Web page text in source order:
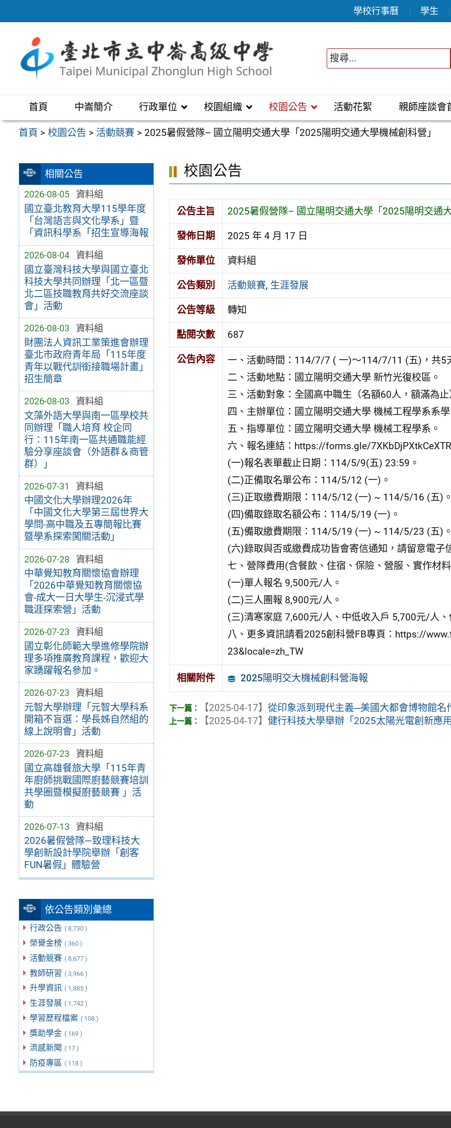
至
區
學校行事曆 學生
首頁 中崙簡介 行政單位 校園組織 校園公告 活動花絮 親師座談會
首頁 >校園公告 > 活動競賽 > 2025暑假營隊– 國立陽明交通大學「2025陽明交通大學機械創科營」
相關公告
2026-08-05 資料組
國立臺北教育大學115學年度
「台灣語言與文化學系」暨
「資訊科學系「招生宣導海報
2026-08-04 資料組
國立臺灣科技大學與國立臺北
科技大學共同辦理「北一區暨
北二區技職教育共好交流座談
會」活動
2026-08-03 資料組
財團法人資訊工業策進會辦理
臺北市政府青年局「115年度
青年以戰代訓銜接職場計畫」
招生簡章
2026-08-03 資料組
文藻外語大學與南一區學校共
同辦理「職人培育 校企同
行：115年南一區共通職能經
驗分享座談會（外語群＆商管
群）」
2026-07-31 資料組
中國文化大學辦理2026年
「中國文化大學第三屆世界大
學問-高中職及五專簡報比賽
暨學系探索闖關活動」
2026-07-28 資料組
中華覺知教育關懷協會辦理
「2026中華覺知教育關懷協
會-成大一日大學生-沉浸式學
職涯探索營」活動
2026-07-23 資料組
國立彰化師範大學進修學院辦
理多項推廣教育課程，歡迎大
家踴躍報名參加。
2026-07-23 資料組
元智大學辦理「元智大學科系
開箱不盲選：學長姊自然組的
線上說明會」活動
2026-07-23 資料組
國立高雄餐旅大學「115年青
年廚師挑戰國際廚藝競賽培訓
共學圈暨模擬廚藝競賽 」活
動
2026-07-13 資料組
2026暑假營隊—致理科技大
學創新設計學院舉辦「創客
FUN暑假」體驗營
依公告類別彙總
行政公告 ( 8,730 )
榮譽金榜 ( 360 )
活動競賽 ( 8,677 )
教師研習 ( 3,966 )
升學資訊 ( 1,885 )
生涯發展 ( 1,742 )
學習歷程檔案 ( 108 )
獎助學金 ( 169 )
流感新聞 ( 17 )
防疫專區 ( 118 )
校園公告
公告主旨 2025暑假營隊– 國立陽明交通大學「2025陽明交通
發佈日期 2025 年 4 月 17 日
發佈單位 資料組
公告類別 活動競賽, 生涯發展
公告等級 轉知
點閱次數 687
公告內容
一、活動時間：114/7/7 ( 一)～114/7/11 (五)，共5
二、活動地點：國立陽明交通大學 新竹光復校區。
三、活動對象：全國高中職生（名額60人，額滿為止
四、主辦單位：國立陽明交通大學 機械工程學系系學
五、指導單位：國立陽明交通大學 機械工程學系。
六、報名連結：https://forms.gle/
(一)報名表單截止日期：114/5/9(五) 23:59。
(二)正備取名單公布：114/5/12 (一)。
(三)正取繳費期限：114/5/12 (一) ~ 114/5/16 (五)。
(四)備取錄取名額公布：114/5/19 (一)。
(五)備取繳費期限：114/5/19 (一) ~ 114/5/23 (五)。
(六)錄取與否或繳費成功皆會寄信通知，請留意電子
七、營隊費用(含餐飲、住宿、保險、營服、實作材
(一)單人報名 9,500元/人。
(二)三人團報 8,900元/人。
(三)清寒家庭 7,600元/人、中低收入戶 5,700元/人
八、更多資訊請看2025創科營FB專頁：https://
23&locale=zh_TW
相關附件 2025陽明交大機械創科營海報
【2025-04-17】從印象派到現代主義─美國大都會博物館名
【2025-04-17】健行科技大學舉辦「2025太陽光電創新應